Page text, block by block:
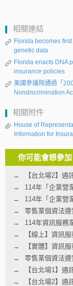
相關連結
Florida becomes
genetic data
Florida enacts DNA
insurance policies
美國參議院通過「
Nondiscrimination
相關附件
House of
Information for
你可能會想參加
【台北場2】
114年「企業營
114年「企業營
零售業個資法
114年資訊服務
【線上】資訊
【實體】資訊
零售業個資法遵
【台北場1】
【台北場2】